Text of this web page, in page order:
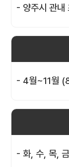
- 양주시 관내
- 4월~11월
- 화, 수, 목,